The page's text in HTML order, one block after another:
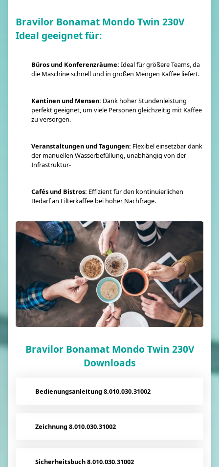
Bravilor Bonamat Mondo Twin 230V
Ideal geeignet für:
Büros und Konferenzräume: Ideal für größere Teams, da
die Maschine schnell und in großen Mengen Kaffee liefert​.
Kantinen und Mensen: Dank hoher Stundenleistung
perfekt geeignet, um viele Personen gleichzeitig mit Kaffee
zu versorgen.
Veranstaltungen und Tagungen: Flexibel einsetzbar dank
der manuellen Wasserbefüllung, unabhängig von der
Infrastruktur​-
Cafés und Bistros: Effizient für den kontinuierlichen
Bedarf an Filterkaffee bei hoher Nachfrage.
Bravilor Bonamat Mondo Twin 230V
Downloads
Bedienungsanleitung 8.010.030.31002
Zeichnung 8.010.030.31002
Sicherheitsbuch 8.010.030.31002